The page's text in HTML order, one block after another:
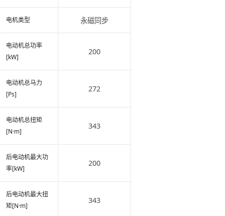
电机类型
电动机总功率
[kW]
电动机总马力
[Ps]
电动机总扭矩
[N·m]
后电动机最大功
率[kW]
后电动机最大扭
矩[N·m]
永磁同步
200
272
343
200
343